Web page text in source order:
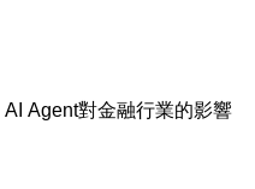
AI Agent對金融行業的影響